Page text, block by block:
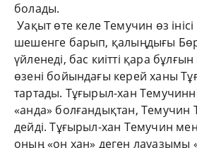
болады.
Уақыт өте келе Темучин өз
шешенге барып, қалыңдығы
үйленеді, бас киітті қара
өзені бойындағы керей ханы
тартады. Тұғырыл-хан
«анда» болғандықтан, Темучин
дейді. Тұғырыл-хан Темучин
оның «он хан» деген лауазымы